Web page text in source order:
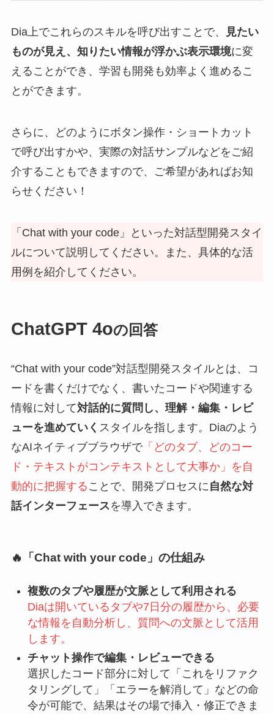
Dia上でこれらのスキルを呼び出すことで、
見たい
ものが見え、知りたい情報が浮かぶ表示環境に変
えることができ、学習も開発も効率よく進めるこ
とができます。
さらに、どのようにボタン操作・ショートカット
で呼び出すかや、実際の対話サンプルなどをご紹
介することもできますので、ご希望があればお知
らせください！
「Chat with your code」といった対話型開発スタイ
ルについて説明してください。また、具体的な活
用例を紹介してください。
ChatGPT 4oの回答
“Chat with your code”対話型開発スタイルとは、コ
ードを書くだけでなく、書いたコードや関連する
情報に対して対話的に質問し、理解・編集・レビ
ューを進めていく スタイルを指します。Diaのよう
なAIネイティブブラウザで「どのタブ、どのコー
ド・テキストがコンテキストとして大事か」を自
動的に把握する ことで、開発プロセスに 自然な対
話インターフェースを導入できます。
🔥「Chat with your code」の仕組み
複数のタブや履歴が文脈として利用される
Diaは開いているタブや7日分の履歴から、必要
な情報を自動分析し、質問への文脈として活用
します。
チャット操作で編集・レビューできる
選択したコード部分に対して「これをリファク
タリングして」「エラーを解消して」などの命
令が可能で、結果はその場で挿入・修正できま